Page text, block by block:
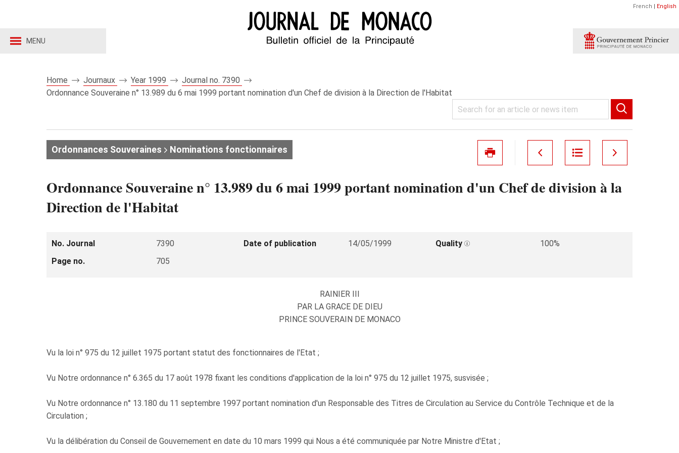
MENU
French | English
Home Journaux Year 1999
Journal no. 7390
Ordonnance Souveraine n° 13.989 du 6 mai 1999 portant nomination d'un Chef de division à la Direction de l'Habitat
Ordonnances Souveraines Nominations fonctionnaires
Ordonnance Souveraine n° 13.989 du 6 mai 1999 portant nomination d'un Chef de division à la
Direction de l'Habitat
No. Journal 7390 Date of publication 14/05/1999 Quality
100%
Page no.
705
RAINIER III
PAR LA GRACE DE DIEU
PRINCE SOUVERAIN DE MONACO
Vu la loi n° 975 du 12 juillet 1975 portant statut des fonctionnaires de l'Etat ;
Vu Notre ordonnance n° 6.365 du 17 août 1978 fixant les conditions d'application de la loi n° 975 du 12 juillet 1975, susvisée ;
Vu Notre ordonnance n° 13.180 du 11 septembre 1997 portant nomination d'un Responsable des Titres de Circulation au Service du Contrôle Technique et de la
Circulation ;
Vu la délibération du Conseil de Gouvernement en date du 10 mars 1999 qui Nous a été communiquée par Notre Ministre d'Etat ;